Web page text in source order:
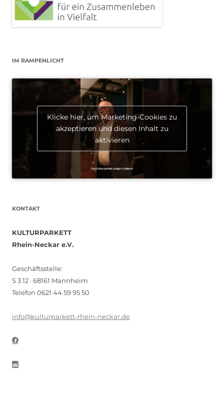
IM RAMPENLICHT
Klicke hier, um Marketing-Cookies zu
akzeptieren und diesen Inhalt zu
aktivieren
KONTAKT
KULTURPARKETT
Rhein-Neckar e.V.
Geschäftsstelle:
S 3 12 · 68161 Mannheim
Telefon 0621 44 59 95 50
info@kulturparkett-rhein-neckar.de